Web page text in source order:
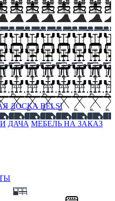
ДОСКА BELSI
ДАЧА МЕБЕЛЬ НА ЗАКАЗ